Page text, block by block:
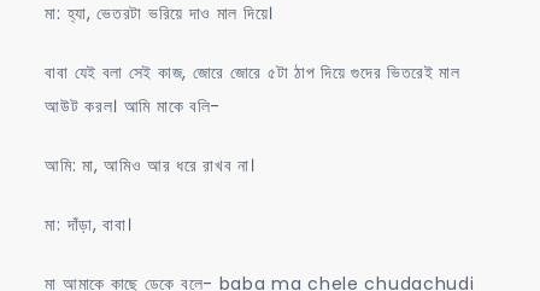
মা: হ্যা, ভেতরটা ভরিয়ে দাও মাল দিয়ে।
বাবা যেই বলা সেই কাজ, জোরে জোরে ৫টা ঠাপ দিয়ে গুদের ভিতরেই মাল
আউট করল। আমি মাকে বলি-
আমি: মা, আমিও আর ধরে রাখব না।
মা: দাঁড়া, বাবা।
মা আমাকে কাছে ডেকে বলে- baba ma chele chudachudi